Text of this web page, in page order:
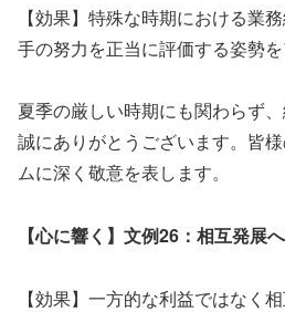
【効果】特殊な時期における業
手の努力を正当に評価する姿勢
夏季の厳しい時期にも関わらず
誠にありがとうございます。皆
ムに深く敬意を表します。
【心に響く】文例26：相互発展
【効果】一方的な利益ではなく